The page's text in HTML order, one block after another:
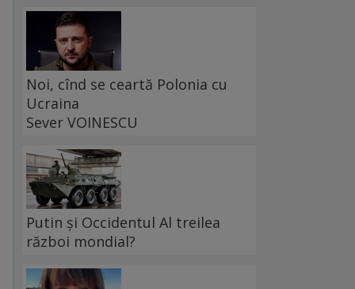
Noi, cînd se ceartă Polonia cu
Ucraina
Sever VOINESCU
Putin și Occidentul Al treilea
război mondial?